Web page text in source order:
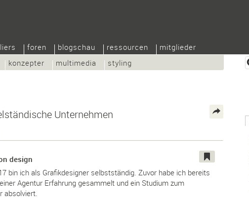
konzepter multimedia styling
foren blogschau ressourcen mitglieder
Unternehmen
design
bin ich als Grafikdesigner selbstständig. Zuvor habe ich bereits
Agentur Erfahrung gesammelt und ein Studium zum
absolviert.